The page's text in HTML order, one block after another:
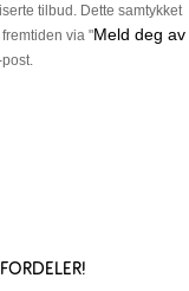
tilbud. Dette samtykket
via "Meld deg av
fordeler!